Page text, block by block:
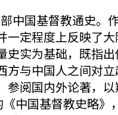
中国基督教通史。
定程度上反映了大
史实为基础，既指
与中国人之间对立
参阅国内外论著，
中国基督教史略》